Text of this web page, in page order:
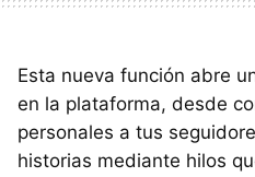
Esta nueva función abre
en la plataforma, desde
personales a tus
historias mediante hilos